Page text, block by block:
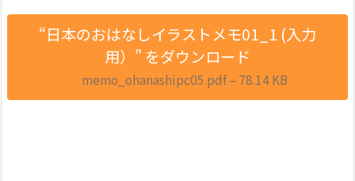
“日本のおはなしイラストメモ01_1 (入力
用）” をダウンロード
memo_ohanashipc05.pdf – 78.14 KB